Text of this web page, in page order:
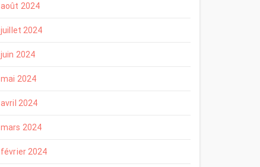
août 2024
juillet 2024
juin 2024
mai 2024
avril 2024
mars 2024
février 2024